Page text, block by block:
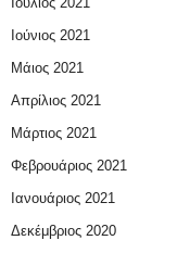
Ιούνιος 2021
Μάιος 2021
Απρίλιος 2021
Μάρτιος 2021
Φεβρουάριος 2021
Ιανουάριος 2021
Δεκέμβριος 2020